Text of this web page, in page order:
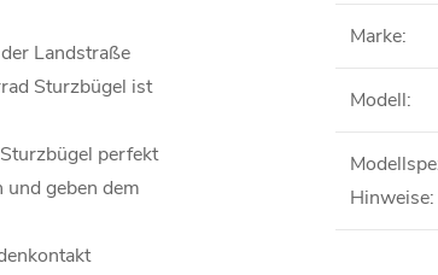
Landstraße
Sturzbügel ist
perfekt
und geben dem
Marke:
Modell:
Hinweise: